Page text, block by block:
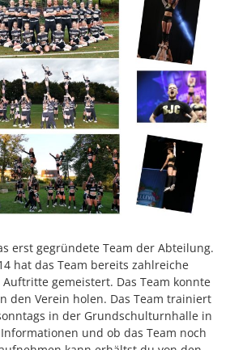
erst gegründete Team der Abteilung.
hat das Team bereits zahlreiche
gemeistert. Das Team konnte
den Verein holen. Das Team trainiert
in der Grundschulturnhalle in
und ob das Team noch